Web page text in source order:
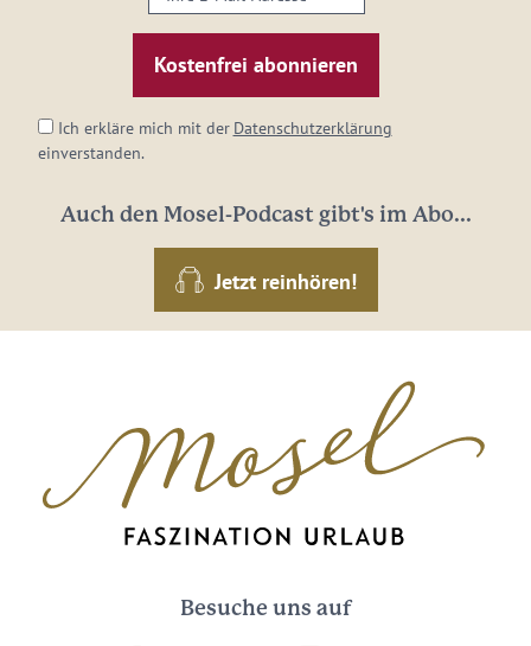
E-
Mail-
Adresse:
Ich erkläre mich mit der Datenschutzerklärung
einverstanden.
Auch den Mosel-Podcast gibt's im Abo...
Jetzt reinhören!
Besuche uns auf